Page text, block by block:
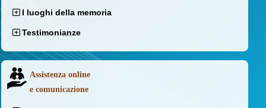
I luoghi della memoria
Testimonianze
Assistenza online
e comunicazione